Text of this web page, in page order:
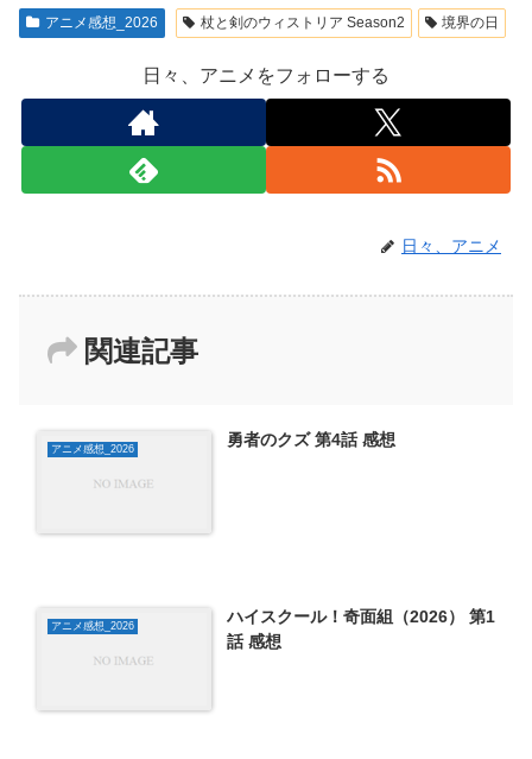
アニメ感想_2026 杖と剣のウィストリア Season2 境界の日
日々、アニメをフォローする
日々、アニメ
関連記事
アニメ感想_2026 勇者のクズ 第4話 感想
アニメ感想_2026
ハイスクール！奇面組（2026） 第1
話 感想